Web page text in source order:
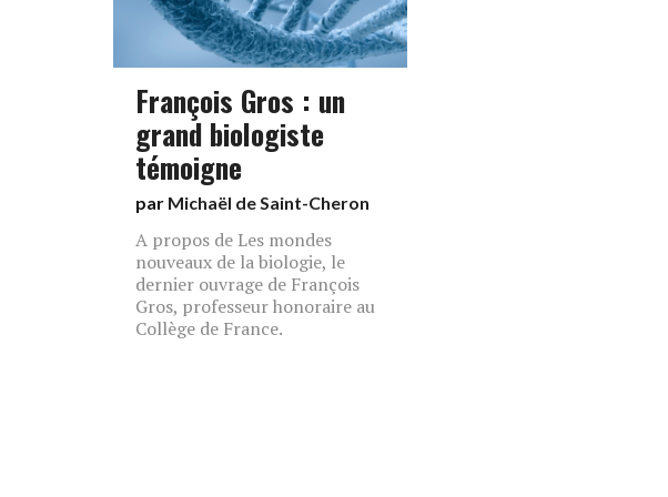
François Gros : un
grand biologiste
témoigne
par Michaël de Saint-Cheron
A propos de Les mondes
nouveaux de la biologie, le
dernier ouvrage de François
Gros, professeur honoraire au
Collège de France.